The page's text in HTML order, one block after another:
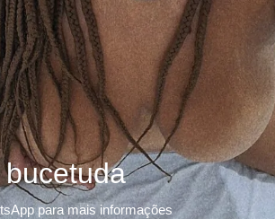
para mais informações